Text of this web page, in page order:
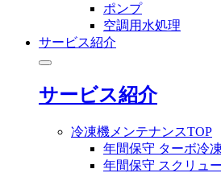
ポンプ
空調用水処理
サービス紹介
サービス紹介
冷凍機メンテナンスTOP
年間保守 ターボ冷
年間保守 スクリュ